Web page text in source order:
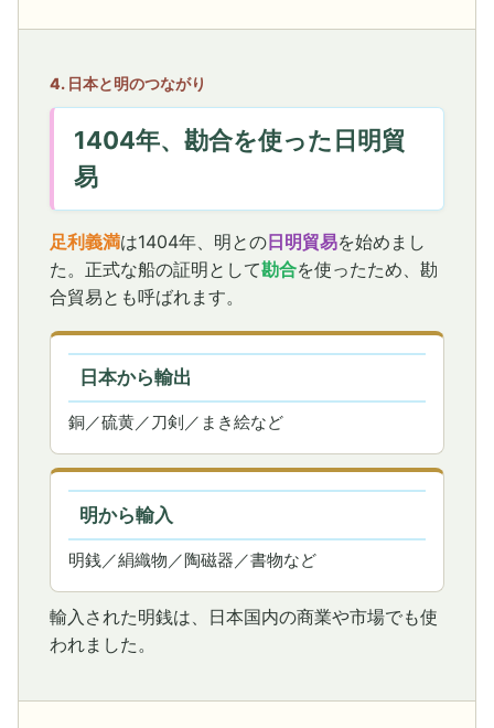
4. 日本と明のつながり
1404年、勘合を使った日明貿
易
足利義満は1404年、明との日明貿易を始めまし
た。正式な船の証明として勘合を使ったため、勘
合貿易とも呼ばれます。
日本から輸出
銅／硫黄／刀剣／まき絵など
明から輸入
明銭／絹織物／陶磁器／書物など
輸入された明銭は、日本国内の商業や市場でも使
われました。